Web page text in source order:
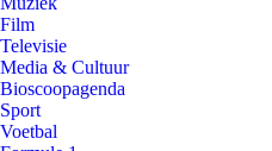
Film
Televisie
Media & Cultuur
Bioscoopagenda
Sport
Voetbal